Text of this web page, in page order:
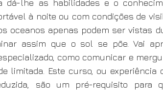
dá-lhe as habilidades e o
à noite ou com condições de
oceanos apenas podem ser vistas
assim que o sol se põe. Vai
como comunicar e
limitada. Este curso, ou
são um pré-requisito para